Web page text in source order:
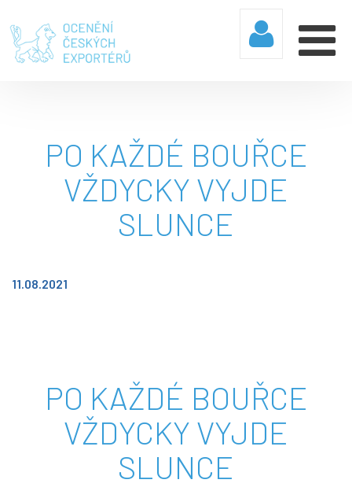
PO KAŽDÉ BOUŘCE
VŽDYCKY VYJDE
SLUNCE
11.08.2021
PO KAŽDÉ BOUŘCE
VŽDYCKY VYJDE
SLUNCE